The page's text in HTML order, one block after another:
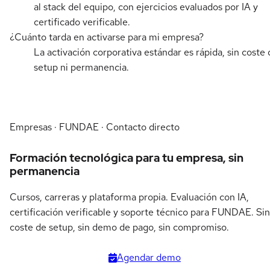
al stack del equipo, con ejercicios evaluados por IA y
certificado verificable.
¿Cuánto tarda en activarse para mi empresa?
La activación corporativa estándar es rápida, sin coste
setup ni permanencia.
Empresas · FUNDAE · Contacto directo
Formación tecnológica para tu empresa, sin
permanencia
Cursos, carreras y plataforma propia. Evaluación con IA,
certificación verificable y soporte técnico para FUNDAE. Sin
coste de setup, sin demo de pago, sin compromiso.
Agendar demo